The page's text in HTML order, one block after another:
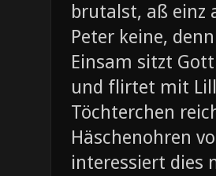
brutalst, aß einz
Peter keine,
Einsam sitzt
und flirtet mit
Töchterchen
Häschenohren
interessiert dies